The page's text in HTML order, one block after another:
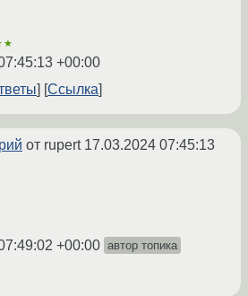
+00:00
Ссылка
от rupert 17.03.2024 07:45:13
+00:00 автор топика